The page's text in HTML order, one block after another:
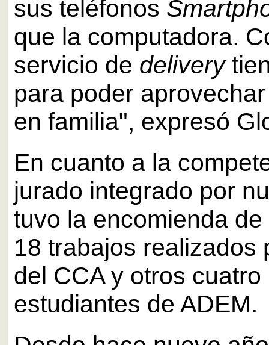
sus teléfonos
que la computadora.
servicio de delivery
para poder
en familia", expresó
En cuanto a la
jurado integrado por
tuvo la encomienda
18 trabajos realizados
del CCA y otros
estudiantes de ADEM.